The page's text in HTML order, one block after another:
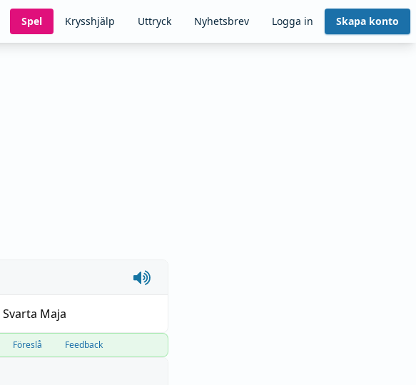
Spel Krysshjälp Uttryck Nyhetsbrev Logga in Skapa konto
Svarta Maja
Föreslå Feedback